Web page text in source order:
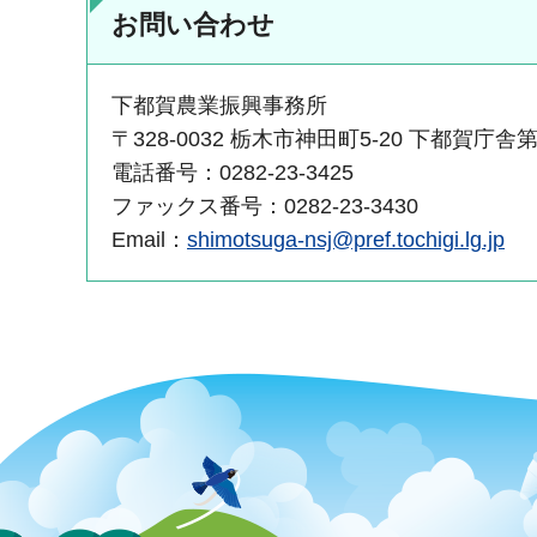
お問い合わせ
下都賀農業振興事務所
〒328-0032 栃木市神田町5-20 下都賀庁舎
電話番号：0282-23-3425
ファックス番号：0282-23-3430
Email： shimotsuga-nsj@pref.tochigi.lg.jp